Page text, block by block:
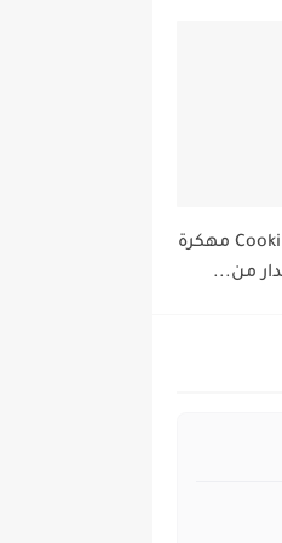
تحميل لعبة Cooking Diary مهكرة